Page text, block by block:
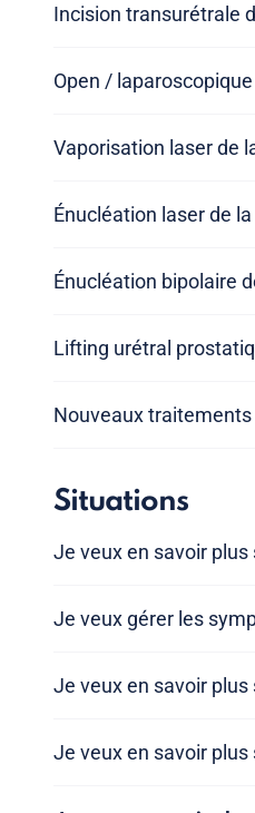
Incision transurétrale
Open /
Vaporisation laser de
Énucléation laser de
Énucléation bipolaire
Lifting urétral
Nouveaux
Situations
Je veux en savoir
Je veux gérer les
Je veux en savoir
Je veux en savoir